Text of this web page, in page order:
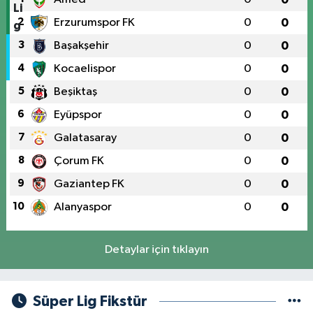
2 Erzurumspor FK 0 0
3 Başakşehir 0 0
4 Kocaelispor 0 0
5 Beşiktaş 0 0
6 Eyüpspor 0 0
7 Galatasaray 0 0
8 Çorum FK 0 0
9 Gaziantep FK 0 0
10 Alanyaspor 0 0
Detaylar için tıklayın
Süper Lig Fikstür